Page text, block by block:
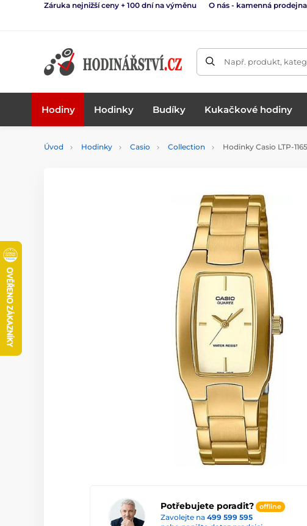
Záruka nejnižší ceny + 100 dní na výměnu O nás - kamenná prodejna
Např. produkt,
Hodiny Hodinky Budíky Kukačkové hodiny
Úvod Hodinky Casio Collection Hodinky Casio LTP-
Potřebujete poradit? offline
Zavolejte na 499 599 595